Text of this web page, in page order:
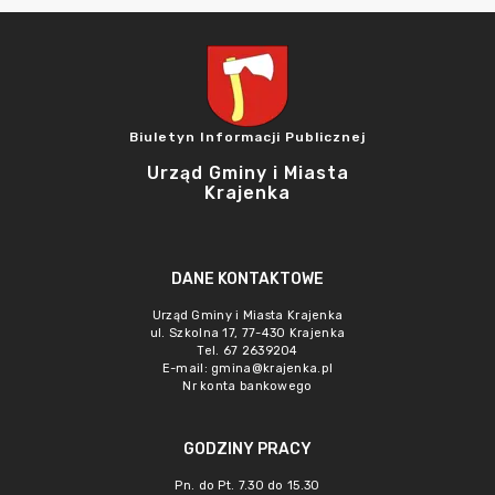
Biuletyn Informacji Publicznej
Urząd Gminy i Miasta
Krajenka
DANE KONTAKTOWE
Urząd Gminy i Miasta Krajenka
ul. Szkolna 17, 77-430 Krajenka
Tel. 67 2639204
E-mail: gmina@krajenka.pl
Nr konta bankowego
GODZINY PRACY
Pn. do Pt. 7.30 do 15.30